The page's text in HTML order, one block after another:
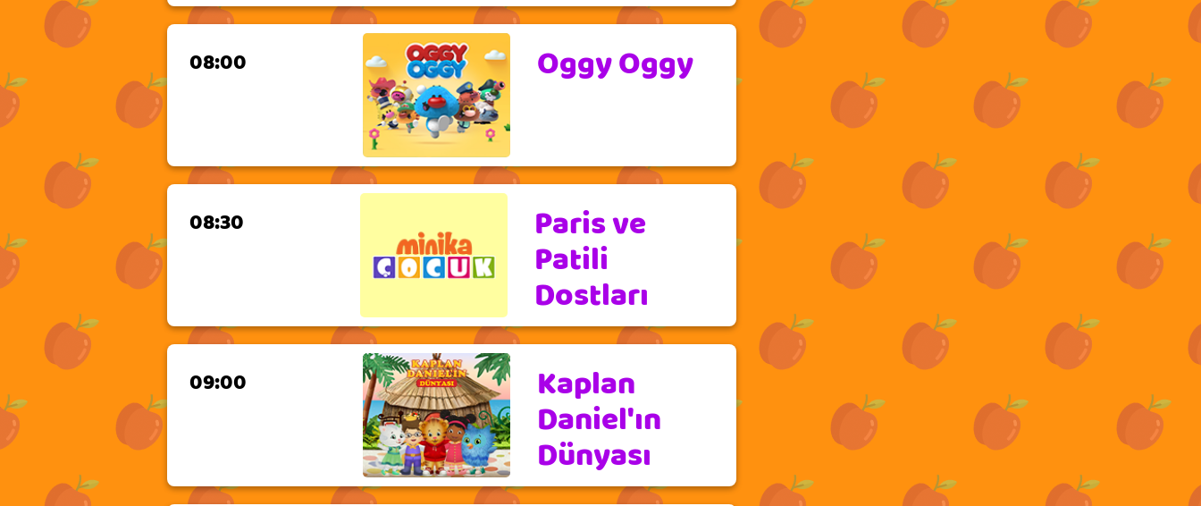
08:00 Oggy Oggy
08:30 Paris ve
Patili
Dostları
09:00 Kaplan
Daniel'ın
Dünyası